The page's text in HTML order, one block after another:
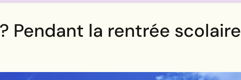
Pendant la rentrée scolaire